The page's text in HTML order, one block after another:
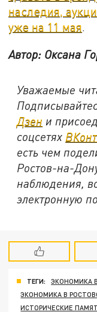
наследия,
уже на 11 мая.
Автор: Оксана
Уважаемые
Дзен и
соцсетях
есть чем
Ростов-на-
наблюдения,
электронную
ТЕГИ:
ЭКОНОМИКА
ЭКОНОМИКА В
ИСТОРИЧЕСКИЕ